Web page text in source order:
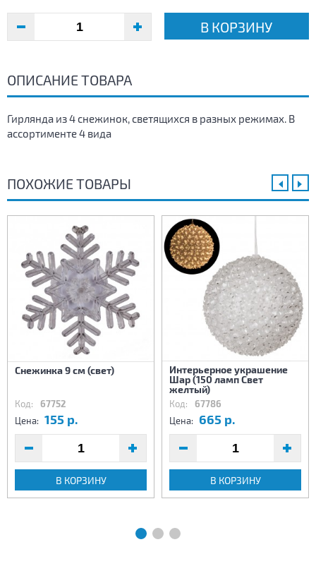
В КОРЗИНУ
ОПИСАНИЕ ТОВАРА
Гирлянда из 4 снежинок, светящихся в разных режимах. В
ассортименте 4 вида
ПОХОЖИЕ ТОВАРЫ
Снежинка 9 см (свет)
Код: 67752
Цена: 155 р.
В КОРЗИНУ
Интерьерное украшение
Шар (150 ламп Свет
желтый)
Код: 67786
Цена: 665 р.
В КОРЗИНУ